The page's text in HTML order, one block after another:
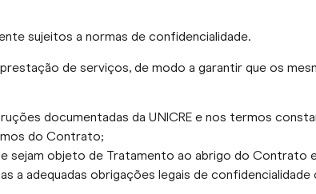
sujeitos a normas de confidencialidade.
de serviços, de modo a garantir que os
documentadas da UNICRE e nos termos
do Contrato;
sejam objeto de Tratamento ao abrigo do Contrato
a adequadas obrigações legais de confidencialidade